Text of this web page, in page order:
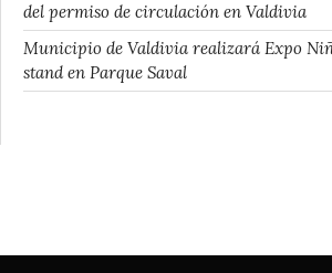
del permiso de circulación en Valdivia
Municipio de Valdivia realizará Expo
stand en Parque Saval